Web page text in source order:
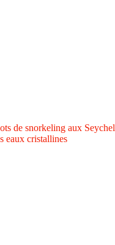
de snorkeling aux
eaux cristallines